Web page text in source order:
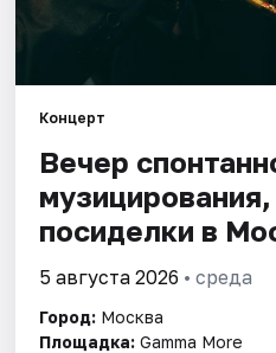
События
Города
Площадки
Артисты
Рейтинги
Концерт
Вечер
посиделки в
5 августа 2026 • среда
Город: Москва
Площадка: Gamma More